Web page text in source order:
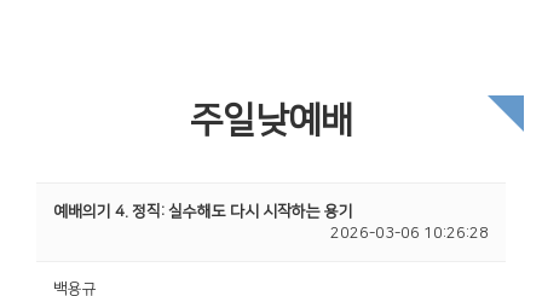
주일낮예배
예배의기 4. 정직: 실수해도 다시 시작하는 용기
2026-03-06 10:26:28
백용규